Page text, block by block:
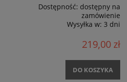
Dostępność: dostępny na
zamówienie
Wysyłka w: 3 dni
219,00 zł
DO KOSZYKA